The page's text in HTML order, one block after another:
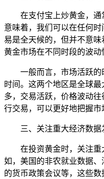
在支付宝上炒黄金，
意味着，我们可以在任何
易是全天候的，但并不意味
黄金市场在不同时段的波动
一般而言，市场活跃
时间。这两个地区是全球
多，交易活跃，价格波动
行交易，可以更好地把握市
三、关注重大经济数据
在投资黄金时，关注
如，美国的非农就业数据
的货币政策会议等，这些